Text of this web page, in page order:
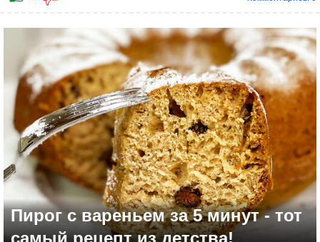
Пирог с вареньем за 5 минут - тот